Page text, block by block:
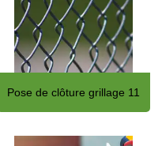
Pose de clôture grillage 11